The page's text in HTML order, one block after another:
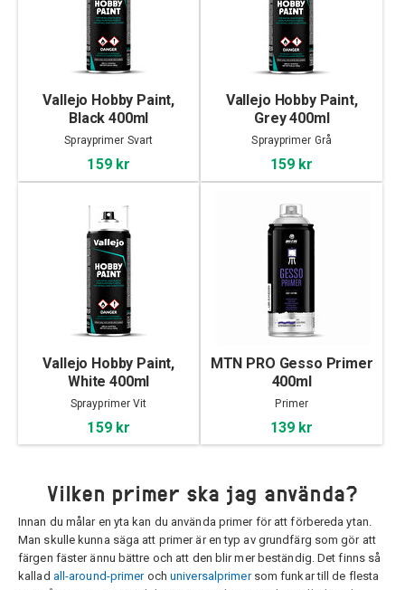
Vallejo Hobby Paint,
Black 400ml
Sprayprimer Svart
159 kr
Vallejo Hobby Paint,
Grey 400ml
Sprayprimer Grå
159 kr
Vallejo Hobby Paint,
White 400ml
Sprayprimer Vit
159 kr
MTN PRO Gesso Primer
400ml
Primer
139 kr
Vilken primer ska jag använda?
Innan du målar en yta kan du använda primer för att förbereda ytan.
Man skulle kunna säga att primer är en typ av grundfärg som gör att
färgen fäster ännu bättre och att den blir mer beständig. Det finns så
kallad all-around-primerochuniversalprimersom funkar till de flesta